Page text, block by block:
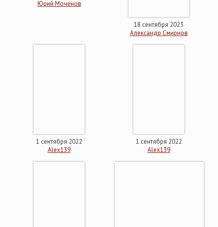
Юрий Моченов
18 сентября 2023
Александр Смирнов
1 сентября 2022
Alex139
1 сентября 2022
Alex139